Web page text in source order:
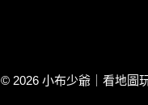
© 2026 小布少爺｜看地圖